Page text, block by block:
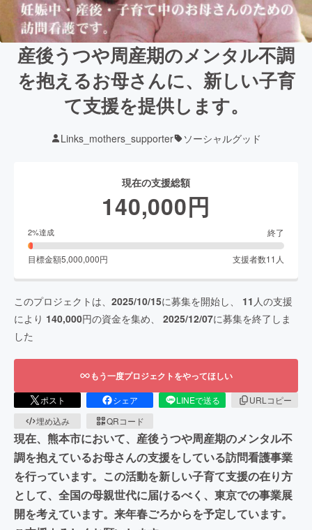
産後うつや周産期のメンタル不調
を抱えるお母さんに、新しい子育
て支援を提供します。
Links_mothers_supporter ソーシャルグッド
現在の支援総額
140,000円
2%達成 終了
目標金額5,000,000円 支援者数11 人
このプロジェクトは、 2025/10/15に募集を開始し、 11 人の支援
により 140,000円の資金を集め、 2025/12/07に募集を終了しま
した
もう一度プロジェクトをやってほしい
ポスト シェア LINEで送る
URLコピー
埋め込み
QRコード
現在、熊本市において、産後うつや周産期のメンタル不
調を抱えているお母さんの支援をしている訪問看護事業
を行っています。この活動を新しい子育て支援の在り方
として、全国の母親世代に届けるべく、東京での事業展
開を考えています。来年春ごろからを予定しています。